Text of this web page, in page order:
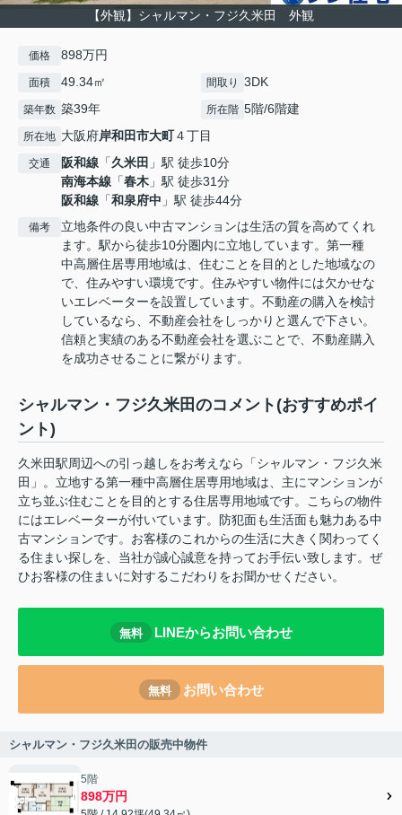
【外観】シャルマン・フジ久米田 外観
価格 898万円
面積 49.34㎡ 間取り 3DK
築年数 築39年 所在階 5階/6階建
所在地 大阪府岸和田市大町４丁目
交通 阪和線 「久米田 」駅 徒歩10分
南海本線 「春木 」駅 徒歩31分
阪和線 「和泉府中 」駅 徒歩44分
備考
立地条件の良い中古マンションは生活の質を高めてくれ
ます。駅から徒歩10分圏内に立地しています。第一種
中高層住居専用地域は、住むことを目的とした地域なの
で、住みやすい環境です。住みやすい物件には欠かせな
いエレベーターを設置しています。不動産の購入を検討
しているなら、不動産会社をしっかりと選んで下さい。
信頼と実績のある不動産会社を選ぶことで、不動産購入
を成功させることに繋がります。
シャルマン・フジ久米田のコメント(おすすめポイ
ント)
久米田駅周辺への引っ越しをお考えなら「シャルマン・フジ久米
田」。立地する第一種中高層住居専用地域は、主にマンションが
立ち並ぶ住むことを目的とする住居専用地域です。こちらの物件
にはエレベーターが付いています。防犯面も生活面も魅力ある中
古マンションです。お客様のこれからの生活に大きく関わってく
る住まい探しを、当社が誠心誠意を持ってお手伝い致します。ぜ
ひお客様の住まいに対するこだわりをお聞かせください。
無料 LINEからお問い合わせ
無料 お問い合わせ
シャルマン・フジ久米田の販売中物件
5階
898万円